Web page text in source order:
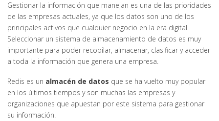
Gestionar la información que manejan es una de las prioridades
de las empresas actuales, ya que los datos son uno de los
principales activos que cualquier negocio en la era digital.
Seleccionar un sistema de almacenamiento de datos es muy
importante para poder recopilar, almacenar, clasificar y acceder
a toda la información que genera una empresa.
Redis es un almacén de datos que se ha vuelto muy popular
en los últimos tiempos y son muchas las empresas y
organizaciones que apuestan por este sistema para gestionar
su información.